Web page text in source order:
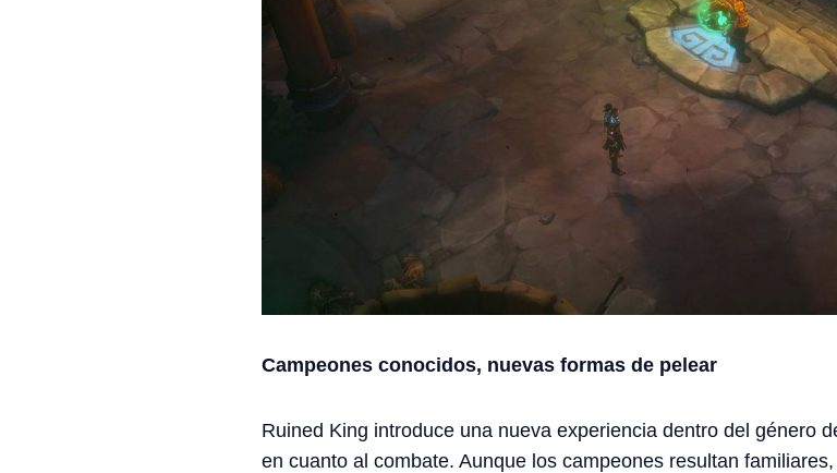
Campeones conocidos, nuevas formas de pelear
Ruined King introduce una nueva experiencia dentro del género
en cuanto al combate. Aunque los campeones resultan